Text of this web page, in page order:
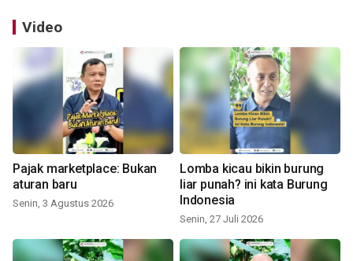
Video
Pajak marketplace: Bukan
aturan baru
Senin, 3 Agustus 2026
Lomba kicau bikin burung
liar punah? ini kata Burung
Indonesia
Senin, 27 Juli 2026